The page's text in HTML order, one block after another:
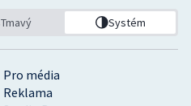
Pro média
Reklama
Tmavý Systém